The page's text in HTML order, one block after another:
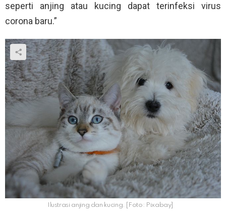
seperti anjing atau kucing dapat terinfeksi virus
corona baru.”
Ilustrasi anjing dan kucing. [Foto: Pixabay]